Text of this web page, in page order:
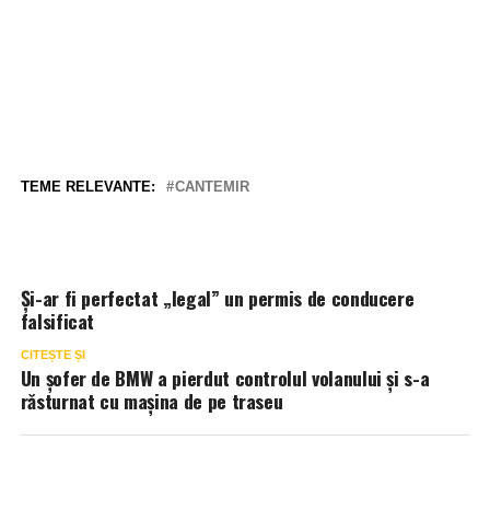
TEME RELEVANTE: CANTEMIR
Și-ar fi perfectat „legal” un permis de conducere
falsificat
CITEȘTE ȘI
Un șofer de BMW a pierdut controlul volanului și s-a
răsturnat cu mașina de pe traseu